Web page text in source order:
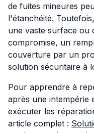
de fuites mineures
l'étanchéité.
une vaste surface ou
compromise, un
couverture par un
solution sécuritaire à
Pour apprendre à
après une intempérie
exécuter les
article complet :